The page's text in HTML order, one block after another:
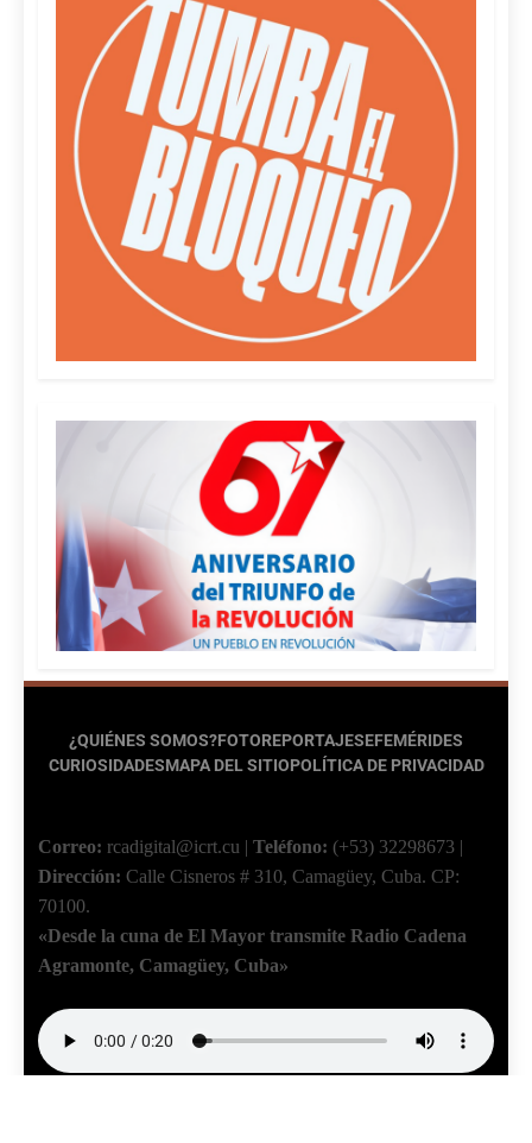
¿QUIÉNES SOMOS?FOTOREPORTAJESEFEMÉRIDES
CURIOSIDADESMAPA DEL SITIOPOLÍTICA DE PRIVACIDAD
Correo: rcadigital@icrt.cu | Teléfono: (+53) 32298673 |
Dirección: Calle Cisneros # 310, Camagüey, Cuba. CP:
70100.
«Desde la cuna de El Mayor transmite Radio Cadena
Agramonte, Camagüey, Cuba»